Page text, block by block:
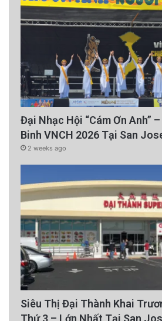
Đại Nhạc Hội “Cám Ơn Anh”
Binh VNCH 2026 Tại San
2 weeks ago
Siêu Thị Đại Thành Khai
Thứ 3 – Lớn Nhất Tại San